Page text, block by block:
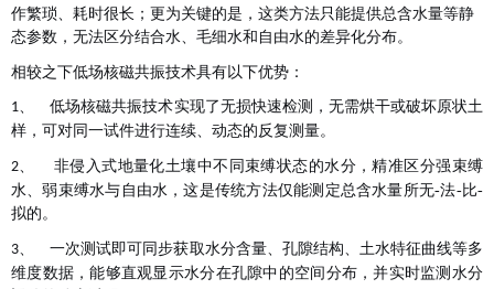
作繁琐、耗时很长；更为关键的是，这类方法只能提供总含水量等静
态参数，无法区分结合水、毛细水和自由水的差异化分布。
相较之下低场核磁共振技术具有以下优势：
1、 低场核磁共振技术实现了无损快速检测，无需烘干或破坏原状土
样，可对同一试件进行连续、动态的反复测量。
2、
非侵入式地量化土壤中不同束缚状态的水分，精准区分强束缚
水、弱束缚水与自由水，这是传统方法仅能测定总含水量所无-法-比-
拟的 。
3、
一次测试即可同步获取水分含量、孔隙结构、土水特征曲线等多
维度数据，能够直观显示水分在孔隙中的空间分布，并实时监测水分